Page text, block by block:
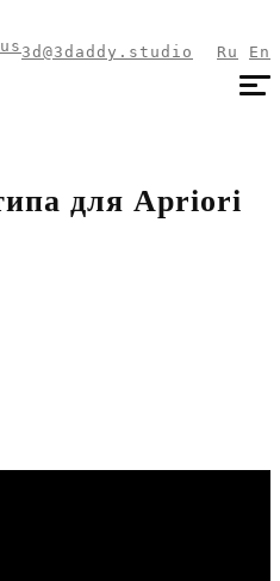
3d@3daddy.studio Ru En
для Apriori